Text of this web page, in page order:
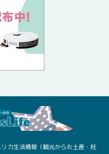
カ生活情報（観光からお土産・妊